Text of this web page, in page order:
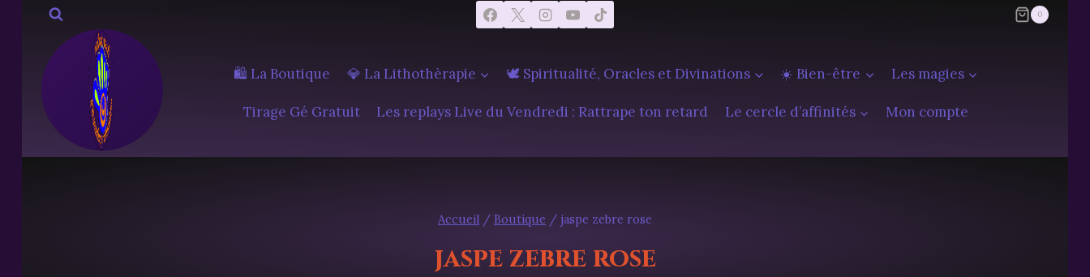
Aller
contenu
0
🛍️ La Boutique 💎 La Lithothèrapie 🕊️ Spiritualité, Oracles et Divinations ☀️ Bien-être Les magies
Tirage Gé Gratuit Les replays Live du Vendredi : Rattrape ton retard Le cercle d’affinités Mon compte
Accueil / Boutique / jaspe zebre rose
jaspe zebre rose